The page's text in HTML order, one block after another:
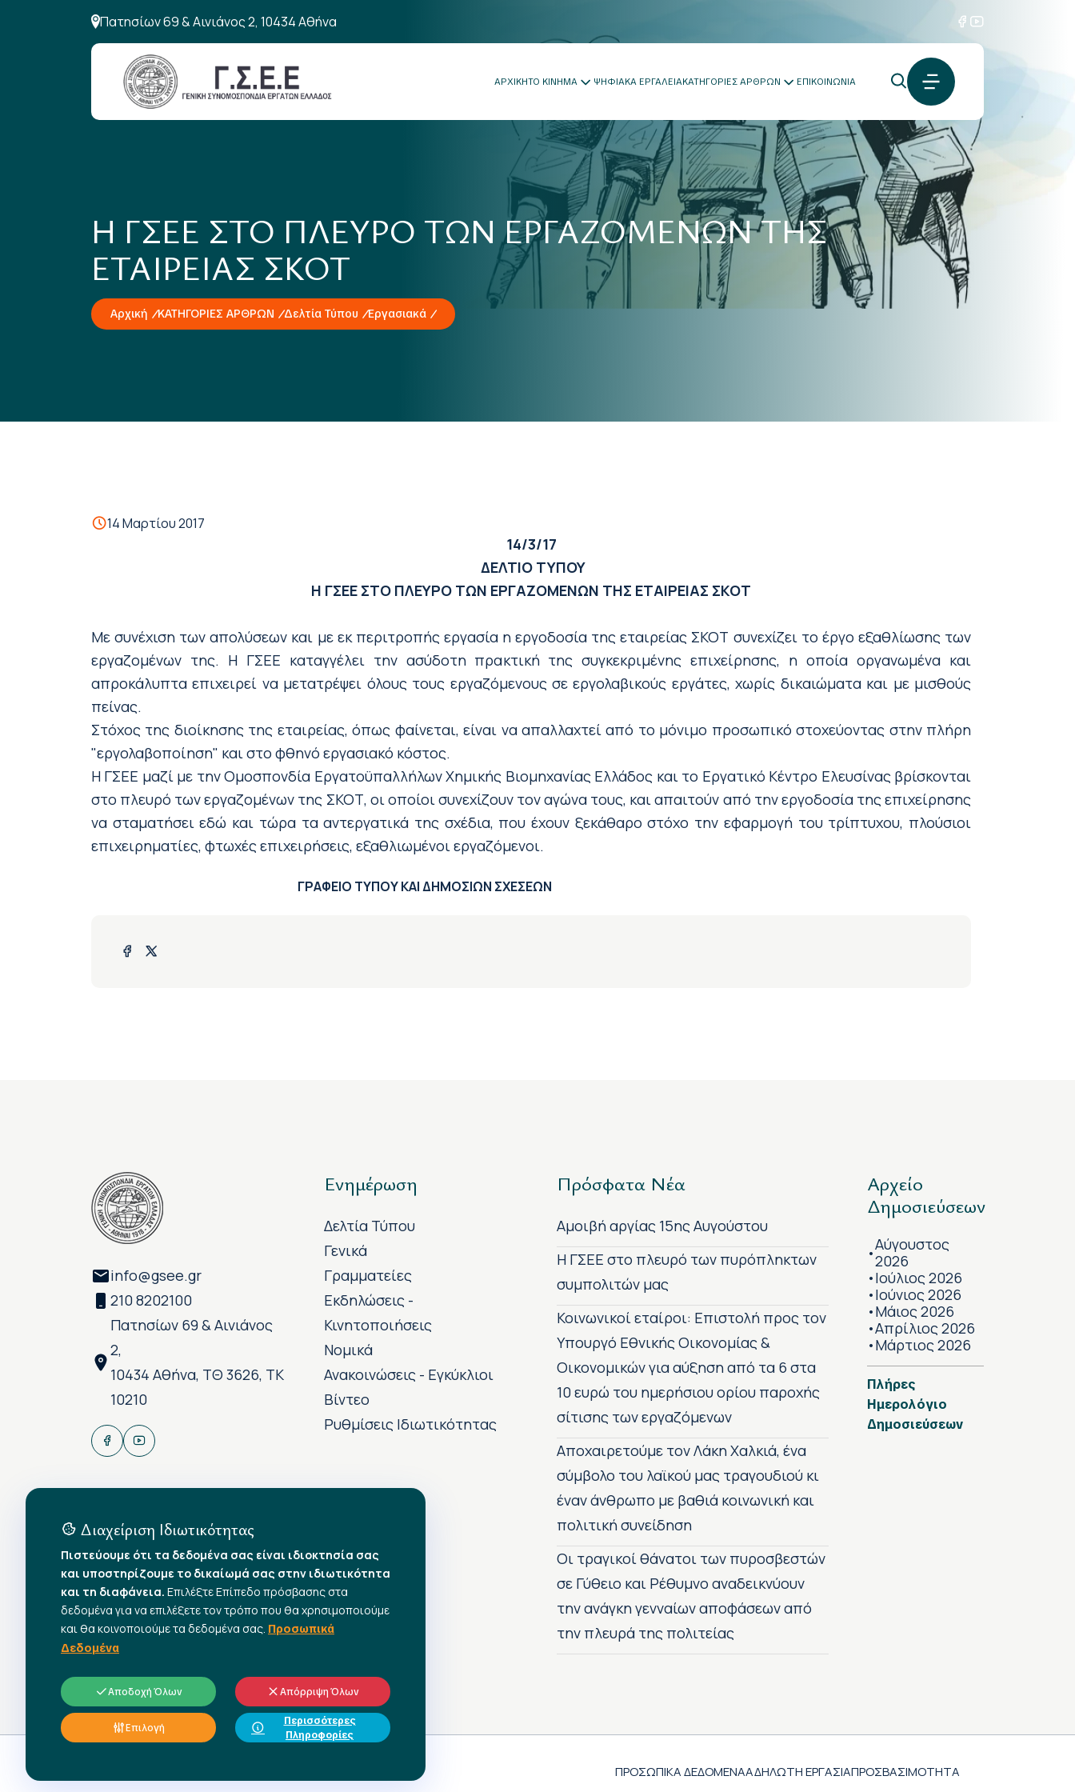
Πατησίων 69 & Αινιάνος 2, 10434 Αθήνα
ΑΡΧΙΚΗΤΟ ΚΙΝΗΜΑ ΨΗΦΙΑΚΑ ΕΡΓΑΛΕΙΑΚΑΤΗΓΟΡΙΕΣ ΑΡΘΡΩΝ ΕΠΙΚΟΙΝΩΝΙΑ
Η ΓΣΕΕ ΣΤΟ ΠΛΕΥΡΟ ΤΩΝ ΕΡΓΑΖΟΜΕΝΩΝ ΤΗΣ
ΕΤΑΙΡΕΙΑΣ ΣΚΟΤ
Αρχική ΚΑΤΗΓΟΡΙΕΣ ΑΡΘΡΩΝ Δελτία Τύπου Εργασιακά
14 Μαρτίου 2017
14/3/17
ΔΕΛΤΙΟ ΤΥΠΟΥ
Η ΓΣΕΕ ΣΤΟ ΠΛΕΥΡΟ ΤΩΝ ΕΡΓΑΖΟΜΕΝΩΝ ΤΗΣ ΕΤΑΙΡΕΙΑΣ ΣΚΟΤ
Με συνέχιση των απολύσεων και με εκ περιτροπής εργασία η εργοδοσία της εταιρείας ΣΚΟΤ συνεχίζει το έργο εξαθλίωσης των
εργαζομένων της. Η ΓΣΕΕ καταγγέλει την ασύδοτη πρακτική της συγκεκριμένης επιχείρησης, η οποία οργανωμένα και
απροκάλυπτα επιχειρεί να μετατρέψει όλους τους εργαζόμενους σε εργολαβικούς εργάτες, χωρίς δικαιώματα και με μισθούς
πείνας.
Στόχος της διοίκησης της εταιρείας, όπως φαίνεται, είναι να απαλλαχτεί από το μόνιμο προσωπικό στοχεύοντας στην πλήρη
"εργολαβοποίηση" και στο φθηνό εργασιακό κόστος.
Η ΓΣΕΕ μαζί με την Ομοσπονδία Εργατοϋπαλλήλων Χημικής Βιομηχανίας Ελλάδος και το Εργατικό Κέντρο Ελευσίνας βρίσκονται
στο πλευρό των εργαζομένων της ΣΚΟΤ, οι οποίοι συνεχίζουν τον αγώνα τους, και απαιτούν από την εργοδοσία της επιχείρησης
να σταματήσει εδώ και τώρα τα αντεργατικά της σχέδια, που έχουν ξεκάθαρο στόχο την εφαρμογή του τρίπτυχου, πλούσιοι
επιχειρηματίες, φτωχές επιχειρήσεις, εξαθλιωμένοι εργαζόμενοι.
ΓΡΑΦΕΙΟ ΤΥΠΟΥ ΚΑΙ ΔΗΜΟΣΙΩΝ ΣΧΕΣΕΩΝ
info@gsee.gr
210 8202100
Πατησίων 69 & Αινιάνος
2,
10434 Αθήνα, ΤΘ 3626, ΤΚ
10210
Ενημέρωση
Δελτία Τύπου
Γενικά
Γραμματείες
Εκδηλώσεις -
Κινητοποιήσεις
Νομικά
Ανακοινώσεις - Εγκύκλιοι
Βίντεο
Ρυθμίσεις Ιδιωτικότητας
Πρόσφατα Νέα
Αμοιβή αργίας 15ης Αυγούστου
H ΓΣΕΕ στο πλευρό των πυρόπληκτων
συμπολιτών μας
Κοινωνικοί εταίροι: Επιστολή προς τον
Υπουργό Εθνικής Οικονομίας &
Οικονομικών για αύξηση από τα 6 στα
10 ευρώ του ημερήσιου ορίου παροχής
σίτισης των εργαζόμενων
Αποχαιρετούμε τον Λάκη Χαλκιά, ένα
σύμβολο του λαϊκού μας τραγουδιού κι
έναν άνθρωπο με βαθιά κοινωνική και
πολιτική συνείδηση
Οι τραγικοί θάνατοι των πυροσβεστών
σε Γύθειο και Ρέθυμνο αναδεικνύουν
την ανάγκη γενναίων αποφάσεων από
την πλευρά της πολιτείας
Αρχείο
Δημοσιεύσεων
•Αύγουστος
2026
•Ιούλιος 2026
•Ιούνιος 2026
•Μάιος 2026
•Απρίλιος 2026
•Μάρτιος 2026
Πλήρες
Ημερολόγιο
Δημοσιεύσεων
ΠΡΟΣΩΠΙΚΑ ΔΕΔΟΜΕΝΑΑΔΗΛΩΤΗ ΕΡΓΑΣΙΑΠΡΟΣΒΑΣΙΜΟΤΗΤΑ
Διαχείριση Ιδιωτικότητας
Πιστεύουμε ότι τα δεδομένα σας είναι ιδιοκτησία σας
και υποστηρίζουμε το δικαίωμά σας στην ιδιωτικότητα
και τη διαφάνεια. Επιλέξτε Επίπεδο πρόσβασης στα
δεδομένα για να επιλέξετε τον τρόπο που θα χρησιμοποιούμε
και θα κοινοποιούμε τα δεδομένα σας. Προσωπικά
Δεδομένα
Αποδοχή Όλων Απόρριψη Όλων
Επιλογή
Περισσότερες
Πληροφορίες